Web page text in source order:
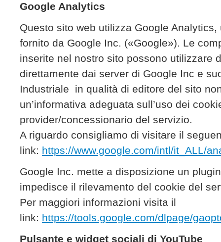
Google Analytics
Questo sito web utilizza Google
fornito da Google Inc. («Google»). Le
inserite nel nostro sito possono utilizzare
direttamente dai server di Google Inc e
Industriale in qualità di editore del sito
un’informativa adeguata sull’uso dei
provider/concessionario del servizio.
A riguardo consigliamo di visitare il
link: https://www.google.com/intl/it_ALL/
Google Inc. mette a disposizione un
impedisce il rilevamento del cookie del
Per maggiori informazioni visita il
link: https://tools.google.com/dlpage/
Pulsante e widget sociali di YouTube